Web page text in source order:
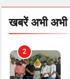
खबरें अभी अभी
2